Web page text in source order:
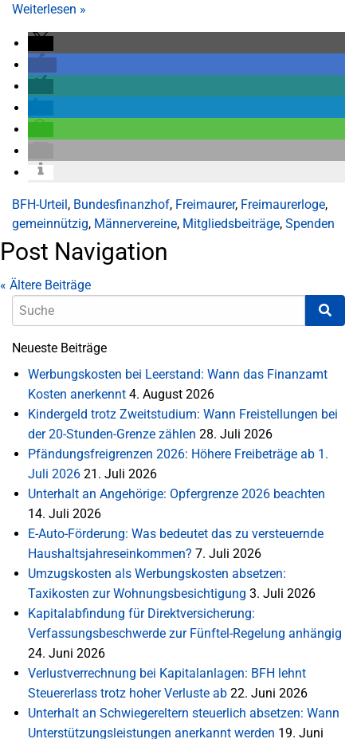
Weiterlesen »
BFH-Urteil, Bundesfinanzhof, Freimaurer, Freimaurerloge,
gemeinnützig, Männervereine, Mitgliedsbeiträge, Spenden
Post Navigation
« Ältere Beiträge
Neueste Beiträge
Werbungskosten bei Leerstand: Wann das Finanzamt
Kosten anerkennt 4. August 2026
Kindergeld trotz Zweitstudium: Wann Freistellungen bei
der 20-Stunden-Grenze zählen 28. Juli 2026
Pfändungsfreigrenzen 2026: Höhere Freibeträge ab 1.
Juli 2026 21. Juli 2026
Unterhalt an Angehörige: Opfergrenze 2026 beachten
14. Juli 2026
E-Auto-Förderung: Was bedeutet das zu versteuernde
Haushaltsjahreseinkommen? 7. Juli 2026
Umzugskosten als Werbungskosten absetzen:
Taxikosten zur Wohnungsbesichtigung 3. Juli 2026
Kapitalabfindung für Direktversicherung:
Verfassungsbeschwerde zur Fünftel-Regelung anhängig
24. Juni 2026
Verlustverrechnung bei Kapitalanlagen: BFH lehnt
Steuererlass trotz hoher Verluste ab 22. Juni 2026
Unterhalt an Schwiegereltern steuerlich absetzen: Wann
Unterstützungsleistungen anerkannt werden 19. Juni